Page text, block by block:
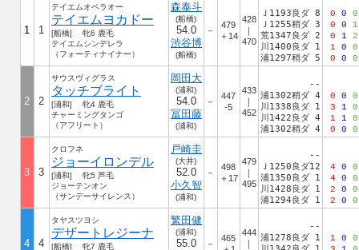
1 1
テイエムオペラオー
テイエムヨカドー
[船橋] 牝6 鹿毛
テイエムシンデレラ
（フォーティナイナー）
森泰斗
(船橋)
54.0
渋谷博
(船橋)
－
479
＋14
428
｜
470
Ｊ1193良ダ 8
Ｊ1255稍ダ 3
荒1347良ダ 2
川1400良ダ 1
浦1297稍ダ 5
0 0 0
0 0 1
0 1 2
1 0 0
0 0 0
2 2
サウスヴィグラス
タッチブライト
[浦和] 牝4 鹿毛
チャーミングタンゴ
（アフリート）
岡田大
(浦和)
54.0
冨田藤
(浦和)
－
447
-5
433
｜
452
--
浦1302稍ダ 4
川1338良ダ 1
川1422良ダ 4
浦1302稍ダ 4
0 0 0
3 1 0
1 1 0
0 0 0
3 3
クロフネ
ジョーイロンデル
[浦和] 牝5 芦毛
ジョーテンオン
（サンデーサイレンス）
戸崎圭
(大井)
52.0
小久智
(浦和)
－
498
＋17
479
｜
495
--
Ｊ1250良ダ12
浦1350良ダ 1
川1428良ダ 1
浦1294良ダ 1
4 0 0
4 0 0
2 0 0
2 0 0
4 4
タヤスツヨシ
デザートレジーナ
[船橋] 牝7 鹿毛
繁田健
(浦和)
55.0
－
465
444
｜
--
浦1278良ダ 1
1 0 0